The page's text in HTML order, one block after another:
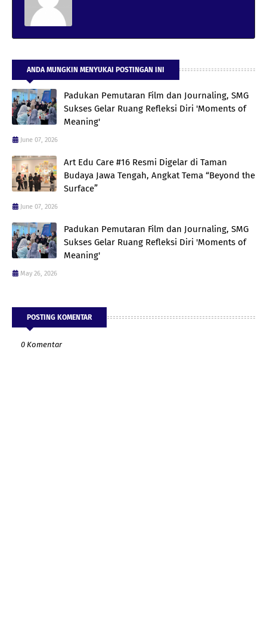
ANDA MUNGKIN MENYUKAI POSTINGAN INI
Padukan Pemutaran Film dan Journaling, SMG
Sukses Gelar Ruang Refleksi Diri 'Moments of
Meaning'
June 07, 2026
Art Edu Care #16 Resmi Digelar di Taman
Budaya Jawa Tengah, Angkat Tema “Beyond the
Surface”
June 07, 2026
Padukan Pemutaran Film dan Journaling, SMG
Sukses Gelar Ruang Refleksi Diri 'Moments of
Meaning'
May 26, 2026
POSTING KOMENTAR
0 Komentar